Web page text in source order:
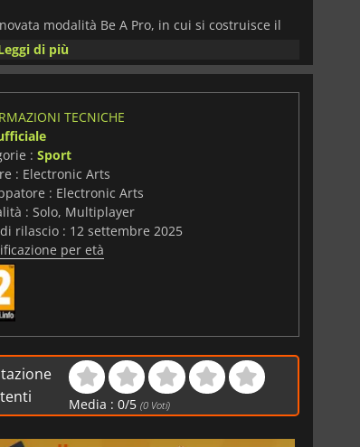
modalità Be A Pro, in cui si costruisce il
attraverso trame coinvolgenti, partite
scelte che plasmano l'arco della carriera.
sfide dinamiche e critiche, mentre 28 X-
animazioni uniche - permettono a superstar
oltre 80 nuove animazioni di
e salvataggi riflessivi per i momenti più
la grafica vibrante e la colonna sonora da
dell'hockey. Il crossplay unisce i giocatori di
of Chel e HUT, favorendo epiche rivalità. Grazie
strategica e a modalità come Franchise
un'esperienza emozionante e rigiocabile
sport sia per i fan che per i nuovi arrivati.
di più
TECNICHE
: Sport
: Electronic Arts
: Electronic Arts
: Solo, Multiplayer
rilascio : 12 settembre 2025
per età
Media :0/5 (0 Voti)